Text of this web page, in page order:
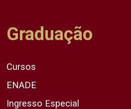
Graduação
Cursos
ENADE
Ingresso Especial